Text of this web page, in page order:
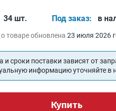
34 шт. Под заказ: в
товаре обновлена23 июля 2026
и сроки поставки зависят от
информацию уточняйте в
Купить